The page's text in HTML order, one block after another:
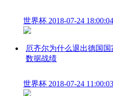
世界杯 2018-07-24 18:00:04
厄齐尔为什么退出德国
数据战绩
世界杯 2018-07-24 11:00:03